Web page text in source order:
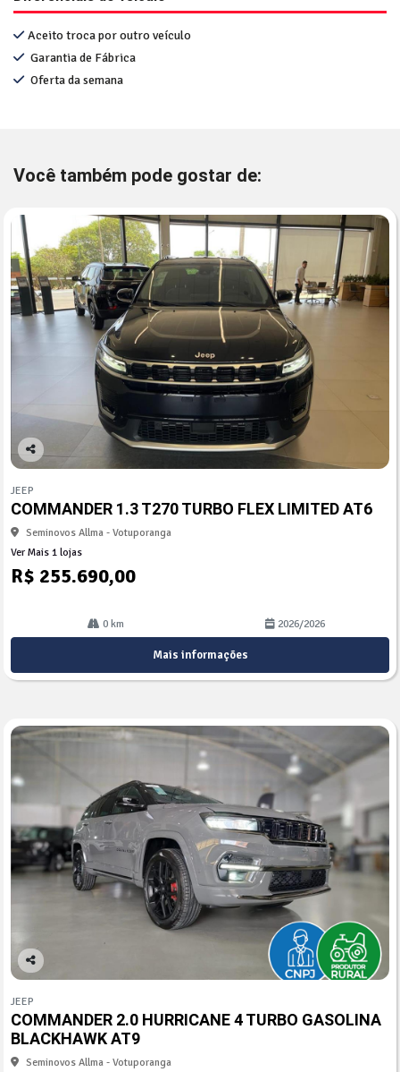
Aceito troca por outro veículo
Garantia de Fábrica
Oferta da semana
Você também pode gostar de:
Co
arti
lhe
JEEP
COMMANDER 1.3 T270 TURBO FLEX LIMITED AT6
Seminovos Allma - Votuporanga
Ver Mais 1 lojas
R$ 255.690,00
0 km 2026/2026
Mais informações
Co
arti
lhe
JEEP
COMMANDER 2.0 HURRICANE 4 TURBO GASOLINA
BLACKHAWK AT9
Seminovos Allma - Votuporanga